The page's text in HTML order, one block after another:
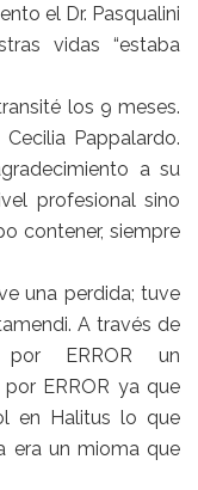
el Dr. Pasqualini
vidas “estaba
los 9 meses.
Pappalardo.
a su
profesional sino
contener, siempre
una perdida; tuve
A través de
ERROR un
ERROR ya que
en Halitus lo que
era un mioma que